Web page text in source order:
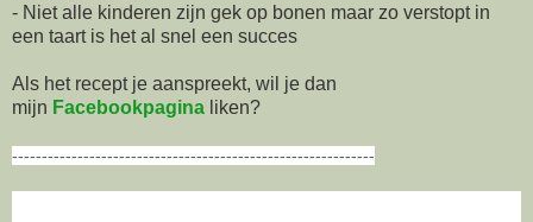
- Niet alle kinderen zijn gek op bonen maar zo verstopt in
een taart is het al snel een succes
Als het recept je aanspreekt, wil je dan
mijn Facebookpagina liken?
-------------------------------------------------------------